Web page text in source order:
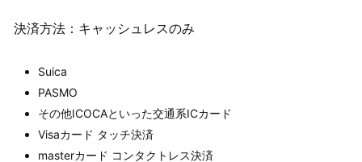
決済方法：キャッシュレスのみ
Suica
PASMO
その他ICOCAといった交通系ICカード
Visaカード タッチ決済
masterカード コンタクトレス決済